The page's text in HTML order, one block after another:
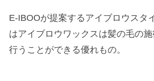
E-IBOOが提案するアイブロウスタ
はアイブロウワックスは髪の毛の
行うことができる優れもの。